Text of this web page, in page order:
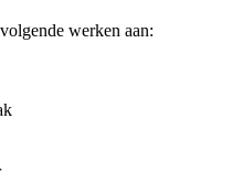
werken aan: